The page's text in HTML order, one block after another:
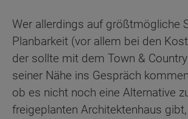
Wer allerdings auf größtmögliche
Planbarkeit (vor allem bei den
der sollte mit dem Town &
seiner Nähe ins Gespräch
ob es nicht noch eine Alternative
freigeplanten Architektenhaus